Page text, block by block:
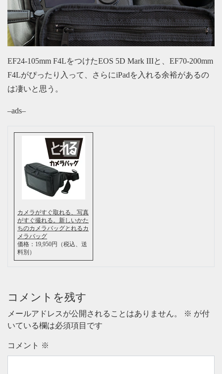
EF24-105mm F4LをつけたEOS 5D Mark IIIと、EF70-200mm
F4Lがぴったり入って、さらにiPadを入れる余裕があるの
は凄いと思う。
–ads–
カメラがすぐ取れる、写真
がすぐ撮れる。新しいかた
ちのカメラバッグとれるカ
メラバッグ
価格：19,950円（税込、送
料別）
コメントを残す
メールアドレスが公開されることはありません。 ※ が付
いている欄は必須項目です
コメント ※